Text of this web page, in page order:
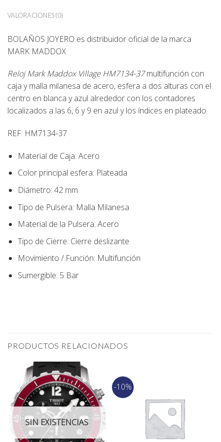
VALORACIONES (0)
BOLAÑOS JOYERO es distribuidor oficial de la marca
MARK MADDOX
Reloj Mark Maddox Village HM7134-37multifunción con
caja y malla milanesa de acero, esfera a dos alturas con el
centro en blanca y azul alrededor con los contadores
localizados a las 6, 6 y 9 en azul y los índices en plateado.
REF: HM7134-37
Material de Caja: Acero
Color principal esfera: Plateada
Diámetro: 42 mm
Tipo de Pulsera: Malla Milanesa
Material de la Pulsera: Acero
Tipo de Cierre: Cierre deslizante
Movimiento / Función: Multifunción
Sumergible: 5 Bar
PRODUCTOS RELACIONADOS
SIN EXISTENCIAS
-10%